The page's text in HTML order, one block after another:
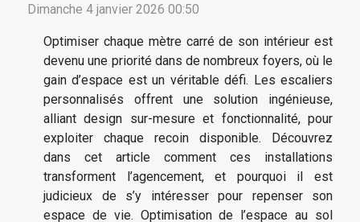
Dimanche 4 janvier 2026 00:50
Optimiser chaque mètre carré de son intérieur est
devenu une priorité dans de nombreux foyers, où le
gain d’espace est un véritable défi. Les escaliers
personnalisés offrent une solution ingénieuse,
alliant design sur-mesure et fonctionnalité, pour
exploiter chaque recoin disponible. Découvrez
dans cet article comment ces installations
transforment l’agencement, et pourquoi il est
judicieux de s’y intéresser pour repenser son
espace de vie. Optimisation de l’espace au sol